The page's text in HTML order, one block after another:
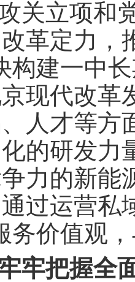
关立项和
革定力，
构建一中
现代改革
人才等方
的研发力
力的新能
过运营私
务价值观
牢牢把握全